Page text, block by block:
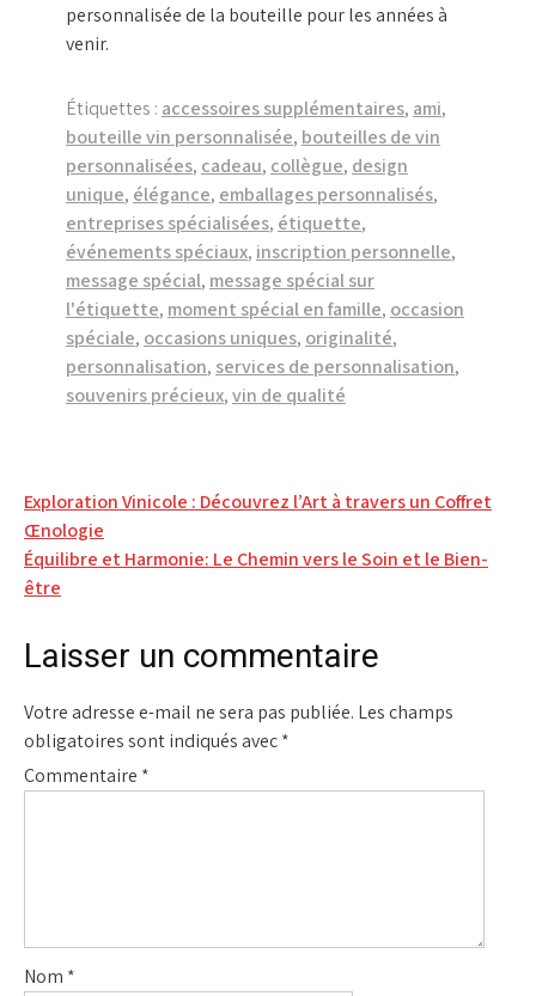
personnalisée de la bouteille pour les années à
venir.
Étiquettes : accessoires supplémentaires, ami,
bouteille vin personnalisée, bouteilles de vin
personnalisées, cadeau, collègue, design
unique, élégance, emballages personnalisés,
entreprises spécialisées, étiquette,
événements spéciaux, inscription personnelle,
message spécial, message spécial sur
l'étiquette, moment spécial en famille, occasion
spéciale, occasions uniques, originalité,
personnalisation, services de personnalisation,
souvenirs précieux,vin de qualité
Navigation
de
l’article
Exploration Vinicole : Découvrez l’Art à travers un Coffret
Œnologie
Équilibre et Harmonie: Le Chemin vers le Soin et le Bien-
être
Laisser un commentaire
Votre adresse e-mail ne sera pas publiée. Les champs
obligatoires sont indiqués avec*
Commentaire *
Nom *